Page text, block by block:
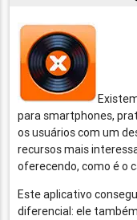
para smartphones,
os usuários com um
recursos mais
oferecendo, como é o
Este aplicativo
diferencial: ele